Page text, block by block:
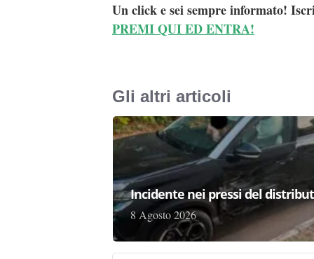
Un click e sei sempre informato!
PREMI QUI ED ENTRA!
Gli altri articoli
Incidente nei pressi del
8 Agosto 2026